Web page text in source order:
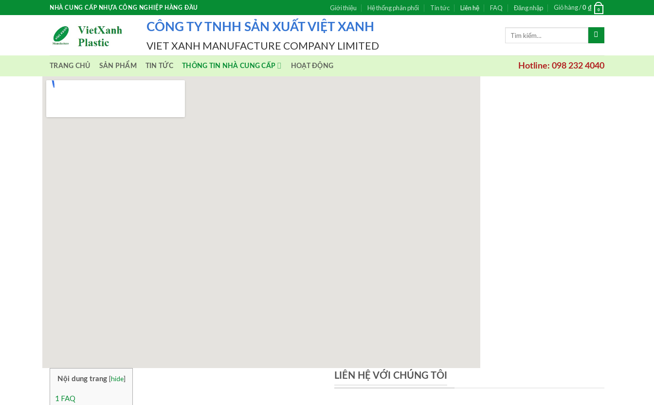
to
NHÀ CUNG CẤP NHỰA CÔNG NGHIỆP HÀNG ĐẦU Giới thiệu Hệ thống phân phối Tin tức Liên hệ FAQ Đăng nhập Giỏ hàng /0 ₫ 0
CÔNG TY TNHH SẢN XUẤT VIỆT XANH
VIET XANH MANUFACTURE COMPANY LIMITED
TRANG CHỦ SẢN PHẨM TIN TỨC THÔNG TIN NHÀ CUNG CẤP HOẠT ĐỘNG Hotline: 098 232 4040
Nội dung trang [hide]
1 FAQ
LIÊN HỆ VỚI CHÚNG TÔI